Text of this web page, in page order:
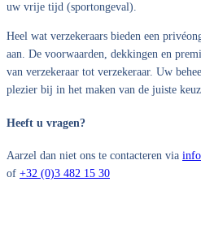
uw vrije tijd (sportongeval).
Heel wat verzekeraars bieden een
aan. De voorwaarden, dekkingen en
van verzekeraar tot verzekeraar. Uw
plezier bij in het maken van de juiste
Heeft u vragen?
Aarzel dan niet ons te contacteren via
of +32 (0)3 482 15 30